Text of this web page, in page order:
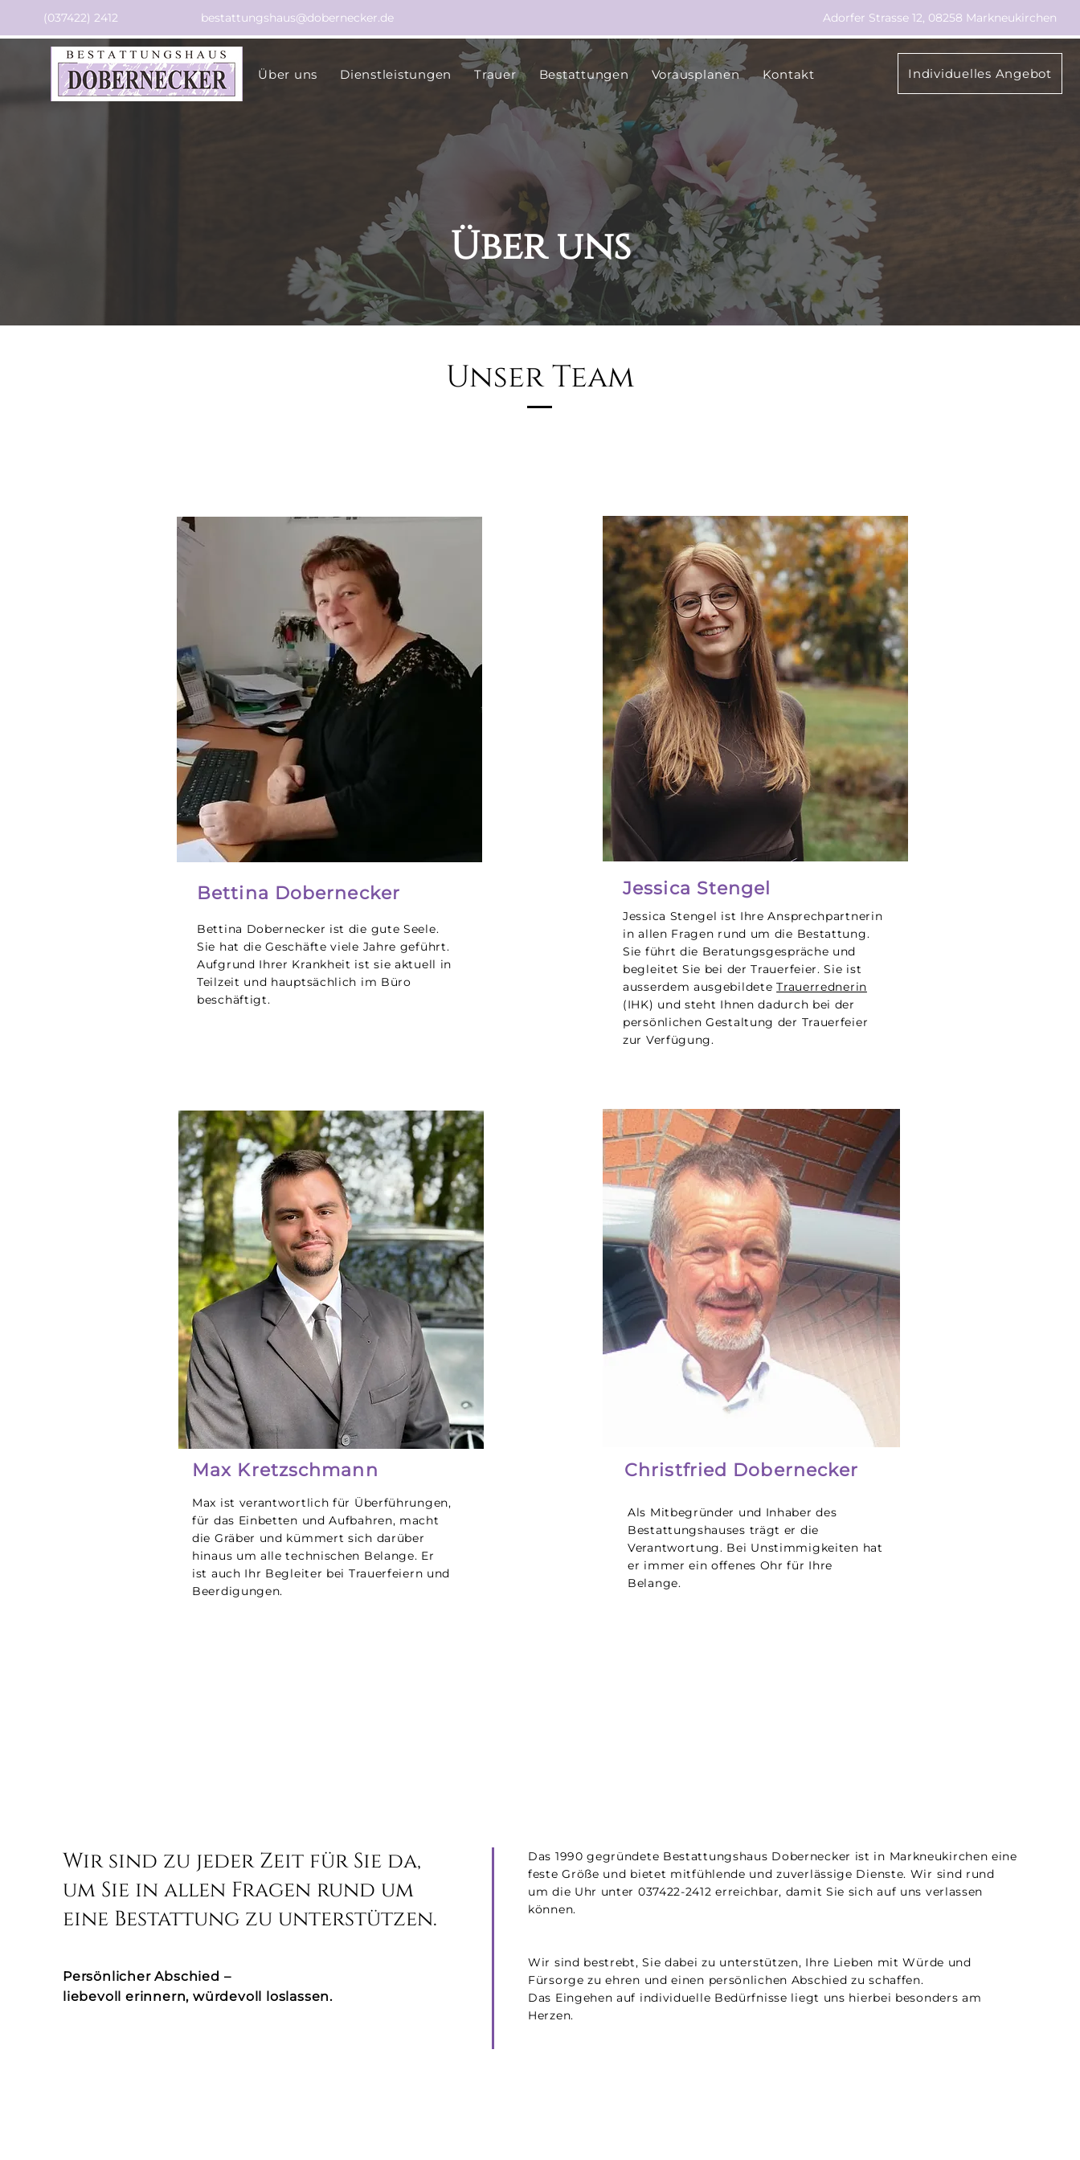
(037422) 2412 bestattungshaus@dobernecker.de Adorfer Strasse 12, 08258 Markneukirchen
Über uns Dienstleistungen Trauer Bestattungen Vorausplanen Kontakt Individuelles Angebot
Über uns
Unser Team
Bettina Dobernecker
Bettina Dobernecker ist die gute Seele.
Sie hat die Geschäfte viele Jahre geführt.
Aufgrund Ihrer Krankheit ist sie aktuell in
Teilzeit und hauptsächlich im Büro
beschäftigt.
Max Kretzschmann
Max ist verantwortlich für Überführungen,
für das Einbetten und Aufbahren, macht
die Gräber und kümmert sich darüber
hinaus um alle technischen Belange. Er
ist auch Ihr Begleiter bei Trauerfeiern und
Beerdigungen.
Jessica Stengel
Jessica Stengel ist Ihre Ansprechpartnerin
in allen Fragen rund um die Bestattung.
Sie führt die Beratungsgespräche und
begleitet Sie bei der Trauerfeier. Sie ist
ausserdem ausgebildeteTrauerrednerin
(IHK) und steht Ihnen dadurch bei der
persönlichen Gestaltung der Trauerfeier
zur Verfügung.
Christfried Dobernecker
Als Mitbegründer und Inhaber des
Bestattungshauses trägt er die
Verantwortung. Bei Unstimmigkeiten hat
er immer ein offenes Ohr für Ihre
Belange.
Wir sind zu jeder Zeit für Sie da,
um Sie in allen Fragen rund um
eine Bestattung zu unterstützen.
Persönlicher Abschied –
liebevoll erinnern, würdevoll loslassen.
Das 1990 gegründete Bestattungshaus Dobernecker ist in Markneukirchen eine
feste Größe und bietet mitfühlende und zuverlässige Dienste. Wir sind rund
um die Uhr unter 037422-2412 erreichbar, damit Sie sich auf uns verlassen
können.
Wir sind bestrebt, Sie dabei zu unterstützen, Ihre Lieben mit Würde und
Fürsorge zu ehren und einen persönlichen Abschied zu schaffen.
Das Eingehen auf individuelle Bedürfnisse liegt uns hierbei besonders am
Herzen.